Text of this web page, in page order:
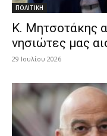
ΠΟΛΙΤΙΚΗ
Κ. Μητσοτάκης
νησιώτες μας
29 Ιουλίου 2026